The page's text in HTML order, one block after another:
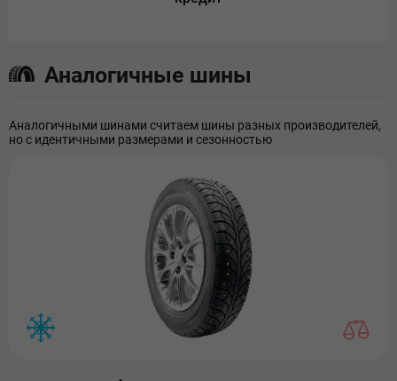
Аналогичные шины
Аналогичными шинами считаем шины разных производителей,
но с идентичными размерами и сезонностью